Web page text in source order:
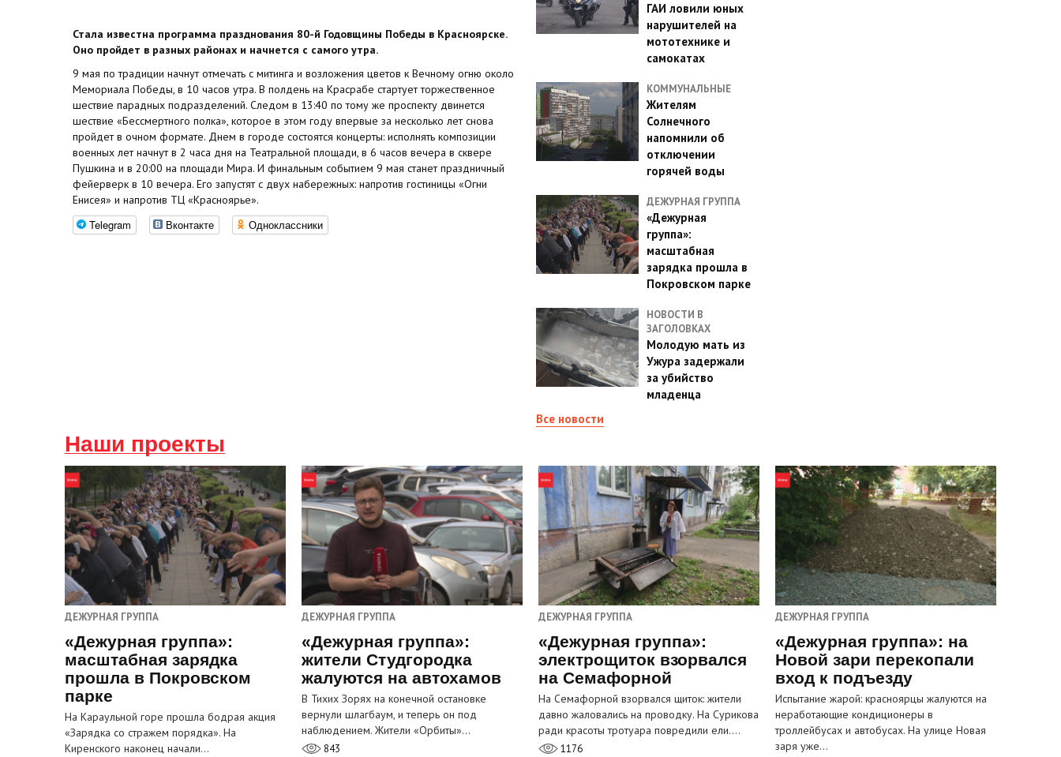
Стала известна программа празднования 80-й Годовщины Победы в Красноярске.
Оно пройдет в разных районах и начнется с самого утра.
9 мая по традиции начнут отмечать с митинга и возложения цветов к Вечному огню около
Мемориала Победы, в 10 часов утра. В полдень на Красрабе стартует торжественное
шествие парадных подразделений. Следом в 13:40 по тому же проспекту двинется
шествие «Бессмертного полка», которое в этом году впервые за несколько лет снова
пройдет в очном формате. Днем в городе состоятся концерты: исполнять композиции
военных лет начнут в 2 часа дня на Театральной площади, в 6 часов вечера в сквере
Пушкина и в 20:00 на площади Мира. И финальным событием 9 мая станет праздничный
фейерверк в 10 вечера. Его запустят с двух набережных: напротив гостиницы «Огни
Енисея» и напротив ТЦ «Красноярье».
Telegram Вконтакте Одноклассники
ГАИ ловили юных
нарушителей на
мототехнике и
самокатах
КОММУНАЛЬНЫЕ
Жителям
Солнечного
напомнили об
отключении
горячей воды
ДЕЖУРНАЯ ГРУППА
«Дежурная
группа»:
масштабная
зарядка прошла в
Покровском парке
НОВОСТИ В
ЗАГОЛОВКАХ
Молодую мать из
Ужура задержали
за убийство
младенца
Все новости
Наши проекты
ДЕЖУРНАЯ ГРУППА
«Дежурная группа»:
масштабная зарядка
прошла в Покровском
парке
На Караульной горе прошла бодрая акция
«Зарядка со стражем порядка». На
Киренского наконец начали…
ДЕЖУРНАЯ ГРУППА
«Дежурная группа»:
жители Студгородка
жалуются на автохамов
В Тихих Зорях на конечной остановке
вернули шлагбаум, и теперь он под
наблюдением. Жители «Орбиты»…
843
ДЕЖУРНАЯ ГРУППА
«Дежурная группа»:
электрощиток взорвался
на Семафорной
На Семафорной взорвался щиток: жители
давно жаловались на проводку. На Сурикова
ради красоты тротуара повредили ели.…
1176
ДЕЖУРНАЯ ГРУППА
«Дежурная группа»: на
Новой зари перекопали
вход к подъезду
Испытание жарой: красноярцы жалуются на
неработающие кондиционеры в
троллейбусах и автобусах. На улице Новая
заря уже…